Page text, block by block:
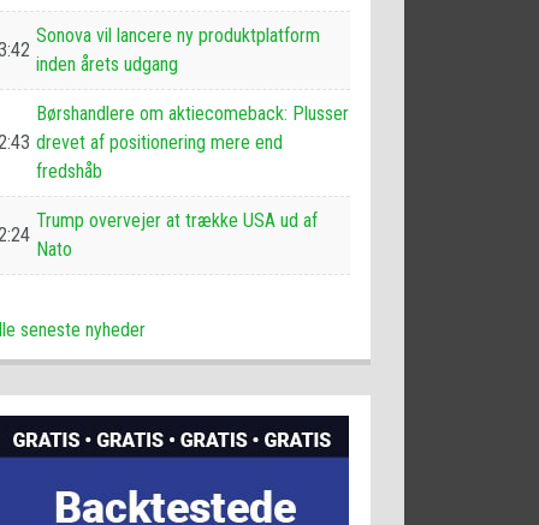
Sonova vil lancere ny produktplatform
inden årets udgang
Børshandlere om aktiecomeback: Plusser
drevet af positionering mere end
fredshåb
Trump overvejer at trække USA ud af
Nato
seneste nyheder